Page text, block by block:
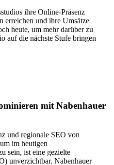
ihre Online-Präsenz
erreichen und ihre Umsätze
heute, um mehr darüber zu
auf die nächste Stufe bringen
mit Nabenhauer
und regionale SEO von
im heutigen
sein, ist eine gezielte
unverzichtbar. Nabenhauer